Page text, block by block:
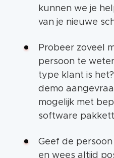
kunnen we je
van je nieuwe
Probeer zoveel
persoon te
type klant is
demo
mogelijk met
software
Geef de
en wees altijd